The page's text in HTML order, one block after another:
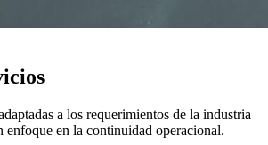
a los requerimientos de la industria
enfoque en la continuidad operacional.